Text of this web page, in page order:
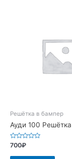
Решётка в бампер
Ауди 100
Оценка
из
700₽